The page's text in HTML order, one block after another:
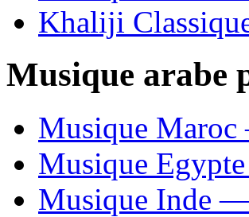
Musique arabe